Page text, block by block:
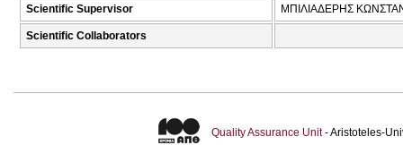
Scientific Supervisor ΜΠΙΛΙΑΔΕΡΗΣ
Scientific Collaborators
Quality Assurance Unit- Aristoteles-